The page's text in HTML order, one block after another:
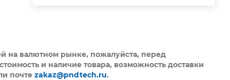
на валютном рынке, пожалуйста, перед
и наличие товара, возможность доставки
почтеzakaz@pndtech.ru.